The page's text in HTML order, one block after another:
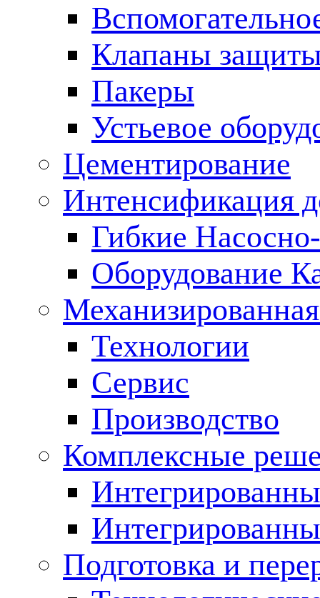
Клапаны
Пакеры
Устьевое
Цементирование
Интенсификация
Гибкие
Оборудование
Технологии
Сервис
Производство
Комплексные
Подготовка и